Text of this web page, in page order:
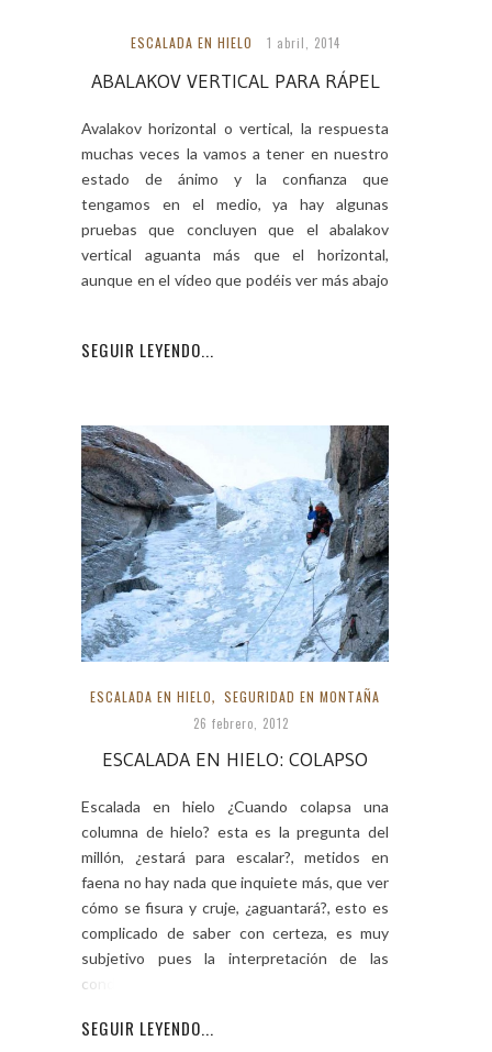
ESCALADA EN HIELO 1 abril, 2014
ABALAKOV VERTICAL PARA RÁPEL
Avalakov horizontal o vertical, la respuesta
muchas veces la vamos a tener en nuestro
estado de ánimo y la confianza que
tengamos en el medio, ya hay algunas
pruebas que concluyen que el abalakov
vertical aguanta más que el horizontal,
aunque en el vídeo que podéis ver más abajo
SEGUIR LEYENDO...
ESCALADA EN HIELO, SEGURIDAD EN MONTAÑA
26 febrero, 2012
ESCALADA EN HIELO: COLAPSO
Escalada en hielo ¿Cuando colapsa una
columna de hielo? esta es la pregunta del
millón, ¿estará para escalar?, metidos en
faena no hay nada que inquiete más, que ver
cómo se fisura y cruje, ¿aguantará?, esto es
complicado de saber con certeza, es muy
subjetivo pues la interpretación de las
condiciones
SEGUIR LEYENDO...